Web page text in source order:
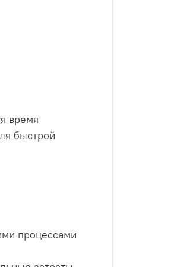
время
быстрой
процессами